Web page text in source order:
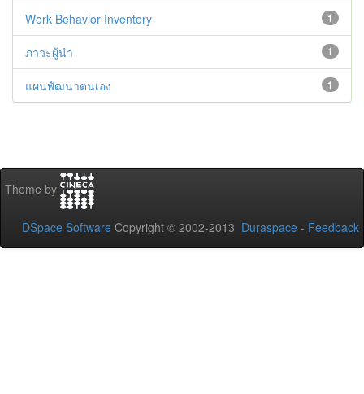
1
Work Behavior Inventory
1
ภาวะผู้นำ
1
แผนพัฒนาตนเอง
Theme by
DSpace Software Copyright © 2002-2013 Duraspace - Feedback